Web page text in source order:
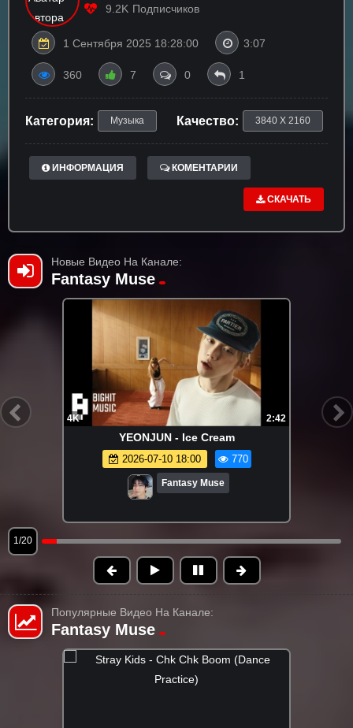
9.2K Подписчиков
1 Сентября 2025 18:28:00 3:07
360 7 0 1
Категория: Музыка Качество: 3840 X 2160
ИНФОРМАЦИЯ КОМЕНТАРИИ
СКАЧАТЬ
Новые Видео На Канале:
Fantasy Muse
4K 2:42
YEONJUN - Ice Cream
2026-07-10 18:00 770
Fantasy Muse
1/20
Популярные Видео На Канале:
Fantasy Muse